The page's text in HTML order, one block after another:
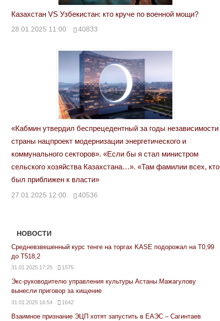
Казахстан VS Узбекистан: кто круче по военной мощи?
28.01.2025 11:00 40833
«Кабмин утвердил беспрецедентный за годы независимости
страны нацпроект модернизации энергетического и
коммунального секторов». «Если бы я стал министром
сельского хозяйства Казахстана…». «Там фамилии всех, кто
был приближен к власти»
27.01.2025 12:00 40536
НОВОСТИ
Средневзвешенный курс тенге на торгах KASE подорожал на Т0,99
до Т518,2
31.01.2025 17:25 1575
Экс-руководителю управления культуры Астаны Мажагулову
вынесли приговор за хищение
31.01.2025 16:54 1642
Взаимное признание ЭЦП хотят запустить в ЕАЭС – Сагинтаев